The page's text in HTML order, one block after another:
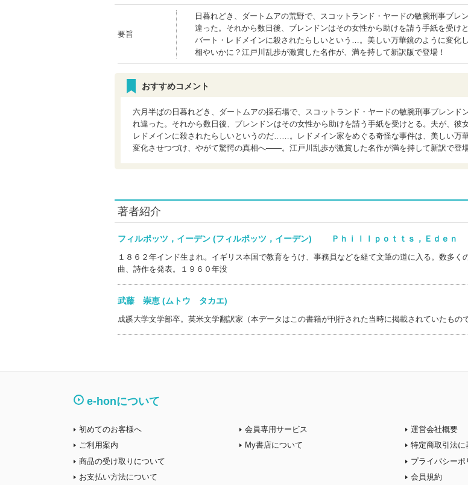
要旨
日暮れどき、ダートムアの荒野で、スコットランド・ヤードの敏腕刑事ブレ
違った。それから数日後、ブレンドンはその女性から助けを請う手紙を受け
バート・レドメインに殺されたらしいという…。美しい万華鏡のように変化
相やいかに？江戸川乱歩が激賞した名作が、満を持して新訳版で登場！
おすすめコメント
六月半ばの日暮れどき、ダートムアの採石場で、スコットランド・ヤードの敏腕刑事ブレンド
れ違った。それから数日後、ブレンドンはその女性から助けを請う手紙を受けとる。夫が、彼
レドメインに殺されたらしいというのだ……。レドメイン家をめぐる奇怪な事件は、美しい万
変化させつづけ、やがて驚愕の真相へ――。江戸川乱歩が激賞した名作が満を持して新訳で登
著者紹介
フィルポッツ，イーデン (フィルポッツ，イーデン) Ｐｈｉｌｌｐｏｔｔｓ，Ｅｄｅｎ
１８６２年インド生まれ。イギリス本国で教育をうけ、事務員などを経て文筆の道に入る。数多く
曲、詩作を発表。１９６０年没
武藤 崇恵 (ムトウ タカエ)
成蹊大学文学部卒。英米文学翻訳家（本データはこの書籍が刊行された当時に掲載されていたもので
e-honについて
初めてのお客様へ
ご利用案内
商品の受け取りについて
お支払い方法について
会員専用サービス
My書店について
運営会社概要
特定商取引法に
プライバシーポ
会員規約